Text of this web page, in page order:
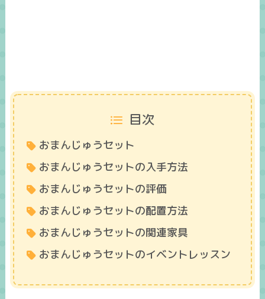
目次
おまんじゅうセット
おまんじゅうセットの入手方法
おまんじゅうセットの評価
おまんじゅうセットの配置方法
おまんじゅうセットの関連家具
おまんじゅうセットのイベントレッスン